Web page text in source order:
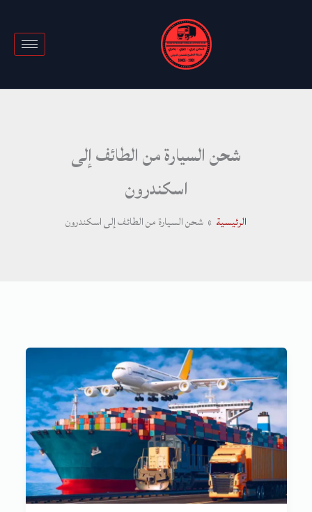
شحن السيارة من الطائف إلى
اسكندرون
الرئيسية شحن السيارة من الطائف إلى اسكندرون